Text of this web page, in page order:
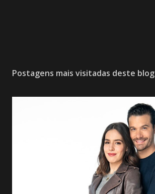
Postagens mais visitadas deste blog